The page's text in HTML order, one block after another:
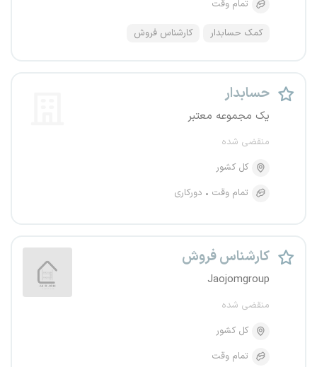
تمام وقت
کمک حسابدار کارشناس فروش
حسابدار
یک مجموعه معتبر
منقضی شده
کل کشور
تمام وقت
دورکاری
کارشناس فروش
Jaojomgroup
منقضی شده
کل کشور
تمام وقت